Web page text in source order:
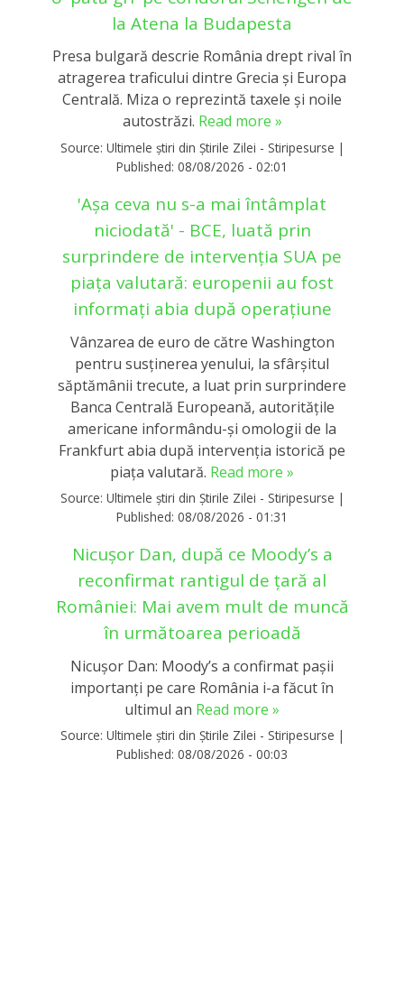
la Atena la Budapesta
Presa bulgară descrie România drept rival în
atragerea traficului dintre Grecia și Europa
Centrală. Miza o reprezintă taxele și noile
autostrăzi. Read more »
Source: Ultimele știri din Știrile Zilei - Stiripesurse |
Published: 08/08/2026 - 02:01
'Așa ceva nu s-a mai întâmplat
niciodată' - BCE, luată prin
surprindere de intervenția SUA pe
piața valutară: europenii au fost
informați abia după operațiune
Vânzarea de euro de către Washington
pentru susținerea yenului, la sfârșitul
săptămânii trecute, a luat prin surprindere
Banca Centrală Europeană, autoritățile
americane informându-și omologii de la
Frankfurt abia după intervenția istorică pe
piața valutară. Read more »
Source: Ultimele știri din Știrile Zilei - Stiripesurse |
Published: 08/08/2026 - 01:31
Nicușor Dan, după ce Moody’s a
reconfirmat rantigul de țară al
României: Mai avem mult de muncă
în următoarea perioadă
Nicușor Dan: Moody’s a confirmat pașii
importanți pe care România i-a făcut în
ultimul an Read more »
Source: Ultimele știri din Știrile Zilei - Stiripesurse |
Published: 08/08/2026 - 00:03